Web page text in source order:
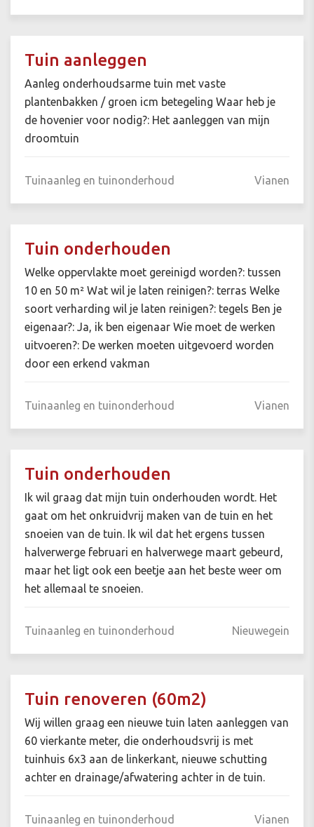
Tuin aanleggen
Aanleg onderhoudsarme tuin met vaste
plantenbakken / groen icm betegeling Waar heb je
de hovenier voor nodig?: Het aanleggen van mijn
droomtuin
Tuinaanleg en tuinonderhoud Vianen
Tuin onderhouden
Welke oppervlakte moet gereinigd worden?: tussen
10 en 50 m² Wat wil je laten reinigen?: terras Welke
soort verharding wil je laten reinigen?: tegels Ben je
eigenaar?: Ja, ik ben eigenaar Wie moet de werken
uitvoeren?: De werken moeten uitgevoerd worden
door een erkend vakman
Tuinaanleg en tuinonderhoud Vianen
Tuin onderhouden
Ik wil graag dat mijn tuin onderhouden wordt. Het
gaat om het onkruidvrij maken van de tuin en het
snoeien van de tuin. Ik wil dat het ergens tussen
halverwerge februari en halverwege maart gebeurd,
maar het ligt ook een beetje aan het beste weer om
het allemaal te snoeien.
Tuinaanleg en tuinonderhoud Nieuwegein
Tuin renoveren (60m2)
Wij willen graag een nieuwe tuin laten aanleggen van
60 vierkante meter, die onderhoudsvrij is met
tuinhuis 6x3 aan de linkerkant, nieuwe schutting
achter en drainage/afwatering achter in de tuin.
Tuinaanleg en tuinonderhoud Vianen